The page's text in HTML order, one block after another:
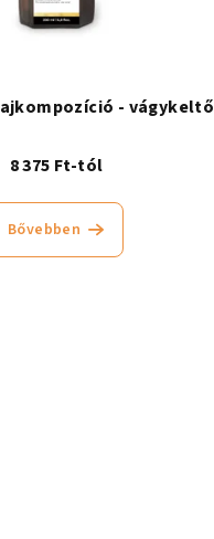
- vágykeltő
8 375 Ft-tól
Bővebben